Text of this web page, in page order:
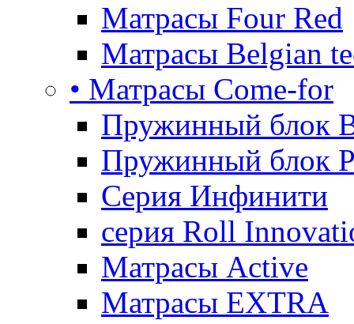
Матрасы Four Red
Матрасы Belgian
• Матрасы Come-for
Пружинный блок
Пружинный блок
Серия Инфинити
серия Roll
Матрасы Active
Матрасы EXTRA